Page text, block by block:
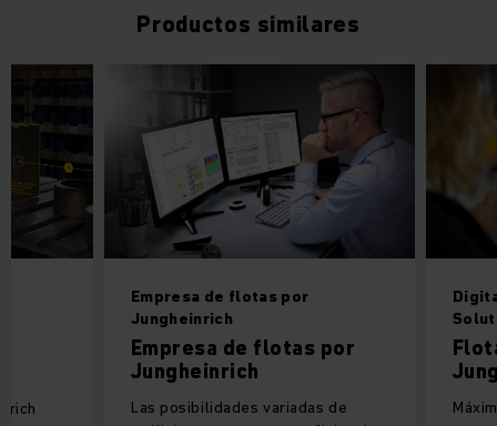
Productos similares
Empresa de flotas por
Jungheinrich
Empresa de flotas por
Jungheinrich
Las posibilidades variadas de